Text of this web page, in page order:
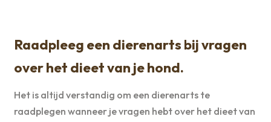
Raadpleeg een dierenarts bij vragen
over het dieet van je hond.
Het is altijd verstandig om een dierenarts te
raadplegen wanneer je vragen hebt over het dieet van